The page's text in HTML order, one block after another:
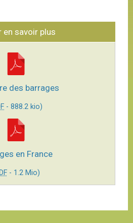
en savoir plus
des barrages
- 888.2 kio)
en France
- 1.2 Mio)